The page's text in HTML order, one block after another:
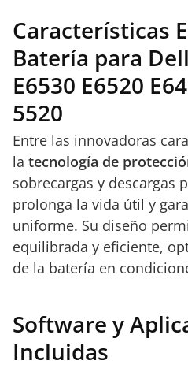
Características
Batería para
E6530 E6520
5520
Entre las innovadoras
la tecnología de
sobrecargas y descargas
prolonga la vida útil y
uniforme. Su diseño
equilibrada y eficiente,
de la batería en
Software y
Incluidas